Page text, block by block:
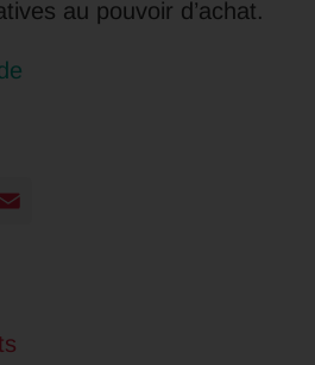
au pouvoir d’achat.